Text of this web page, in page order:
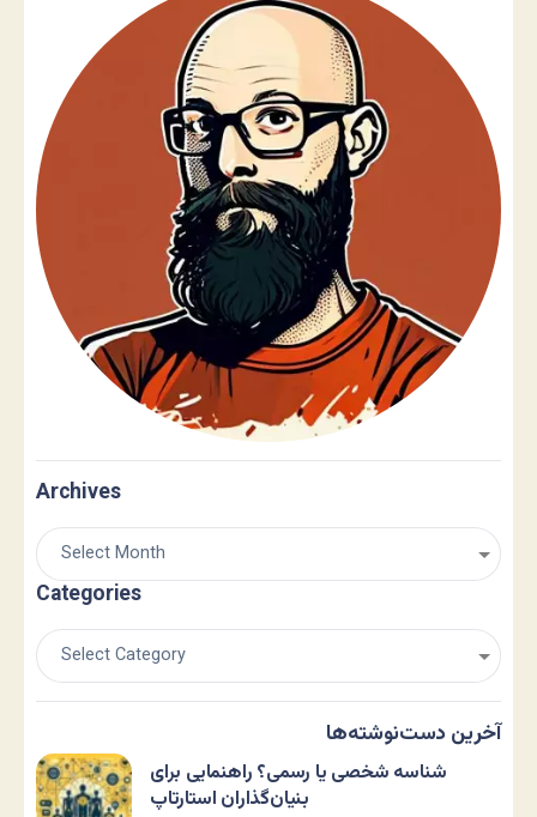
Archives
Categories
آخرین دست‌نوشته‌ها
شناسه شخصی یا رسمی؟ راهنمایی برای
بنیان‌گذاران استارتاپ